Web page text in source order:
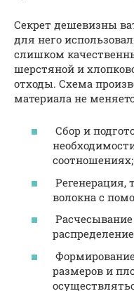
Секрет дешевизны
для него
слишком
шерстяной и
отходы. Схема
материала не
Сбор и
соотношениях;
Регенерация,
волокна с
размеров и